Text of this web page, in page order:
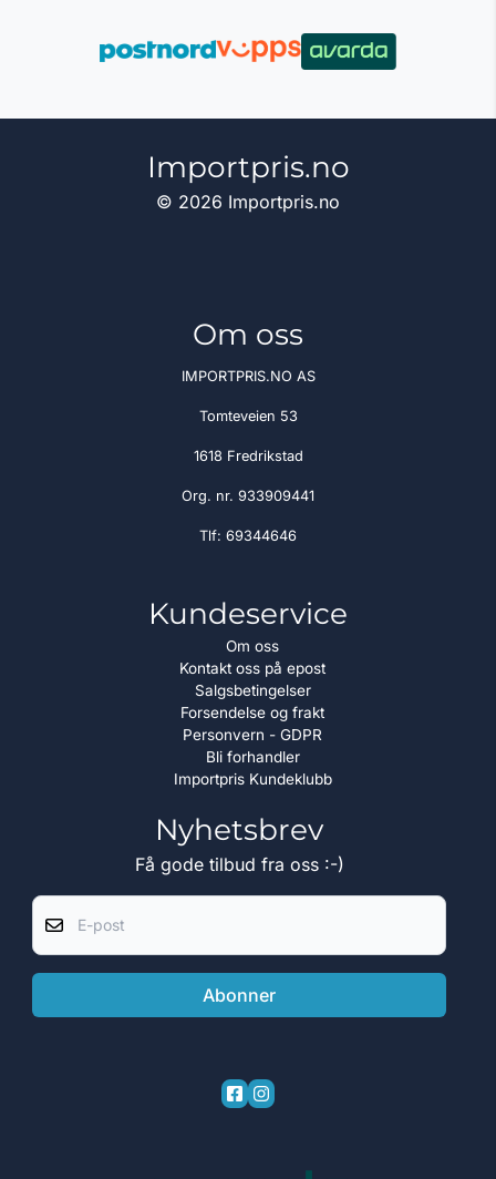
Importpris.no
© 2026 Importpris.no
Om oss
IMPORTPRIS.NO AS
Tomteveien 53
1618 Fredrikstad
Org. nr. 933909441
Tlf: 69344646
Kundeservice
Om oss
Kontakt oss på epost
Salgsbetingelser
Forsendelse og frakt
Personvern - GDPR
Bli forhandler
Importpris Kundeklubb
Nyhetsbrev
Få gode tilbud fra oss :-)
Abonner